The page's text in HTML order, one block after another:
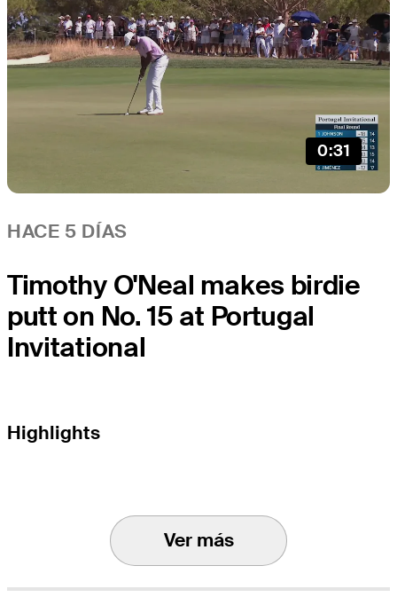
0:31
HACE 5 DÍAS
Timothy O'Neal makes birdie
putt on No. 15 at Portugal
Invitational
Highlights
Ver más